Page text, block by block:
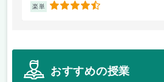
楽単 4.5
おすすめの授業